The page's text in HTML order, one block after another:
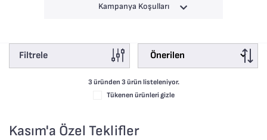
Kampanya Koşulları
Filtrele
3 üründen 3 ürün listeleniyor.
Tükenen ürünleri gizle
Kasım'a Özel Teklifler